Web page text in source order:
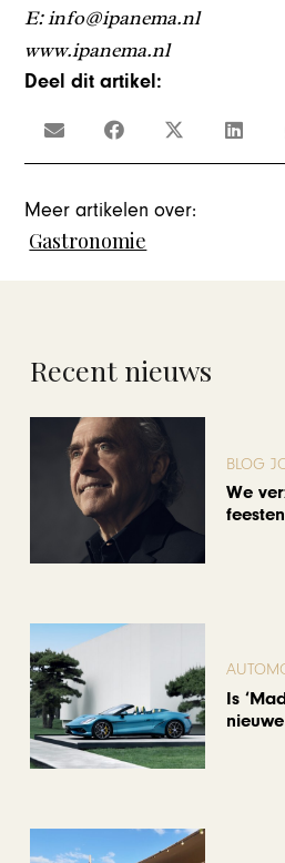
E: info@ipanema.nl
www.ipanema.nl
Deel dit artikel:
Meer artikelen over:
Gastronomie
Recent nieuws
BLOG
We
Is